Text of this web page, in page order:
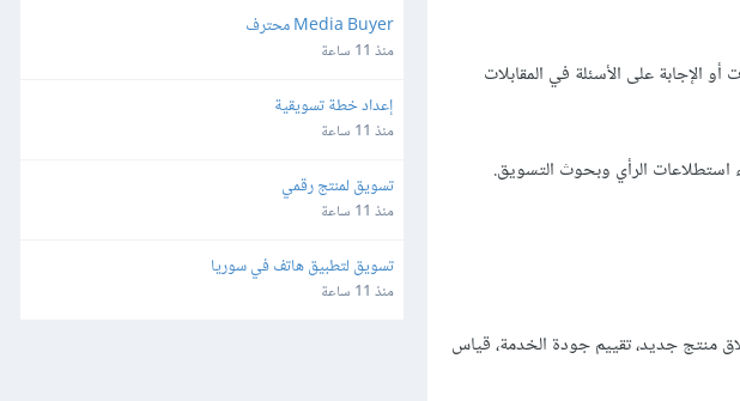
الإجابة على الأسئلة في المقابلات
استطلاعات الرأي وبحوث التسويق.
منتج جديد، تقييم جودة الخدمة، قياس
Media Buyer محترف
منذ 11 ساعة
إعداد خطة تسويقية
منذ 11 ساعة
تسويق لمنتج رقمي
منذ 11 ساعة
تسويق لتطبيق هاتف في سوريا
منذ 11 ساعة